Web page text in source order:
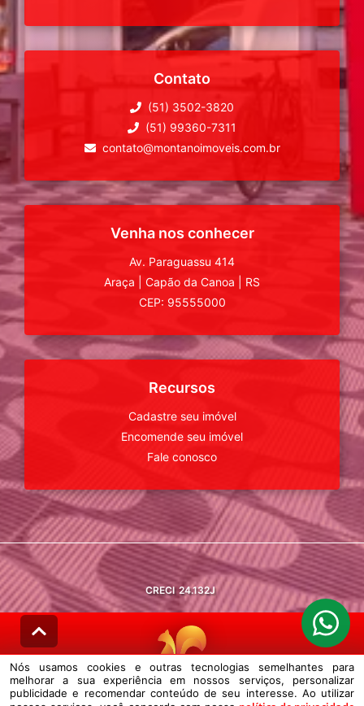
Contato
(51) 3502-3820
(51) 99360-7311
contato@montanoimoveis.com.br
Venha nos conhecer
Av. Paraguassu 414
Araça
Capão da Canoa
RS
CEP: 95555000
Recursos
Cadastre seu imóvel
Encomende seu imóvel
Fale conosco
CRECI 24.132J
© DESENVOLVIDO PELAAGIL.NET
Nós usamos cookies e outras tecnologias semelhantes para
melhorar a sua experiência em nossos serviços, personalizar
publicidade e recomendar conteúdo de seu interesse. Ao utilizar